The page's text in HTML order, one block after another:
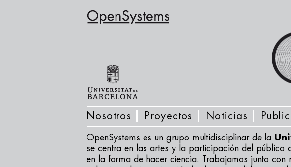
Nosotros Proyectos Noticias
OpenSystems es un grupo multidisciplinar de la
se centra en las artes y la participación del público
en la forma de hacer ciencia. Trabajamos junto con